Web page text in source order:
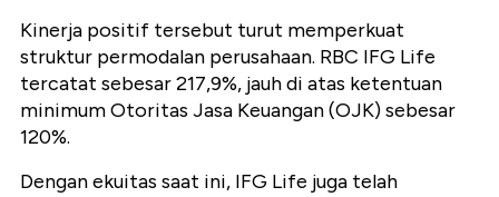
Kinerja positif tersebut turut memperkuat
struktur permodalan perusahaan. RBC IFG Life
tercatat sebesar 217,9%, jauh di atas ketentuan
minimum Otoritas Jasa Keuangan (OJK) sebesar
120%.
Dengan ekuitas saat ini, IFG Life juga telah